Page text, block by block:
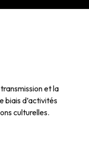
et la
biais d’activités
culturelles.